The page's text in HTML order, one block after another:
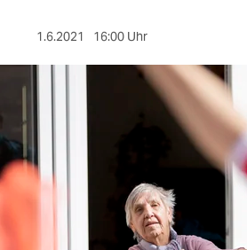
1.6.2021 16:00 Uhr